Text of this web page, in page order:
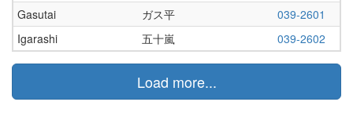
Gasutai
ガス平
039-2601
Igarashi
五十嵐 039-2602
Load more...